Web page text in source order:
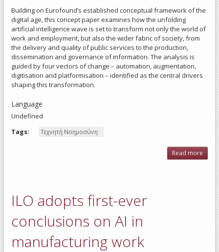
Building on Eurofound’s established conceptual framework of the
digital age, this concept paper examines how the unfolding
artificial intelligence wave is set to transform not only the world of
work and employment, but also the wider fabric of society, from
the delivery and quality of public services to the production,
dissemination and governance of information. The analysis is
guided by four vectors of change – automation, augmentation,
digitisation and platformisation – identified as the central drivers
shaping this transformation.
Language
Undefined
Tags:
Τεχνητή Νοημοσύνη
Read more
ILO adopts first-ever
conclusions on AI in
manufacturing work